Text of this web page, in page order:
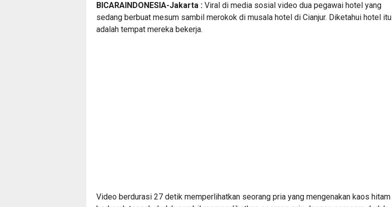
BICARAINDONESIA-Jakarta : Viral di media sosial video dua pegawai hotel yang
sedang berbuat mesum sambil merokok di musala hotel di Cianjur. Diketahui hotel itu
adalah tempat mereka bekerja.
Video berdurasi 27 detik memperlihatkan seorang pria yang mengenakan kaos hitam